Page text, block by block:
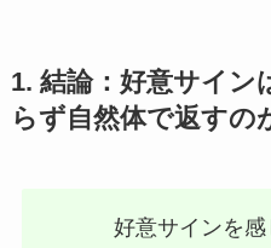
1. 結論：好意サイン
らず自然体で返すの
好意サインを感